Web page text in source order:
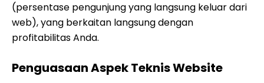
(persentase pengunjung yang langsung keluar dari
web), yang berkaitan langsung dengan
profitabilitas Anda.
Penguasaan Aspek Teknis Website